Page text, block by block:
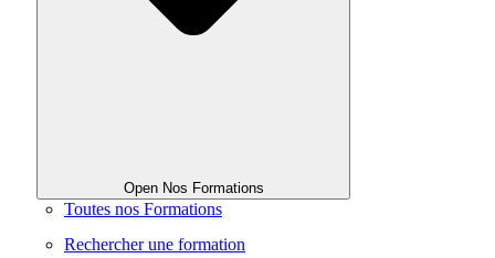
Open Nos Formations
Toutes nos Formations
Rechercher une formation